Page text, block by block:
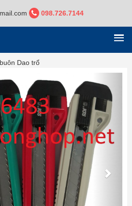
098.726.7144
Dao trổ